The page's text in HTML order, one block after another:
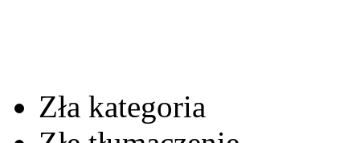
Zła kategoria